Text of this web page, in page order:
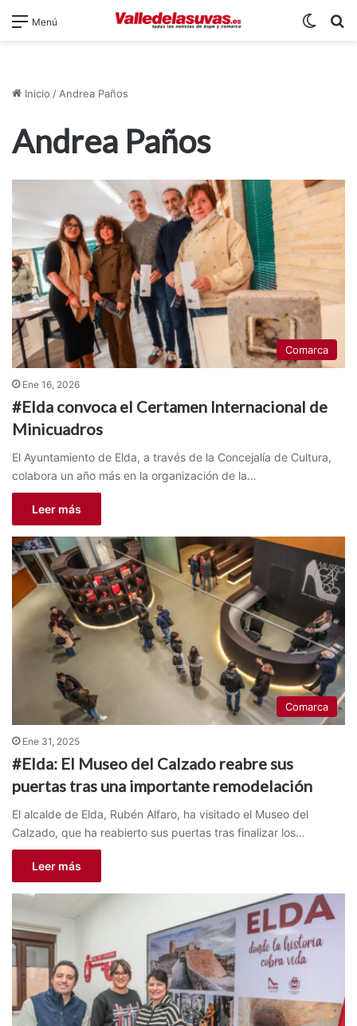
Menú
Inicio / Andrea Paños
Andrea Paños
Comarca
Ene 16, 2026
#Elda convoca el Certamen Internacional de
Minicuadros
El Ayuntamiento de Elda, a través de la Concejalía de Cultura,
colabora un año más en la organización de la…
Leer más
Comarca
Ene 31, 2025
#Elda: El Museo del Calzado reabre sus
puertas tras una importante remodelación
El alcalde de Elda, Rubén Alfaro, ha visitado el Museo del
Calzado, que ha reabierto sus puertas tras finalizar los…
Leer más